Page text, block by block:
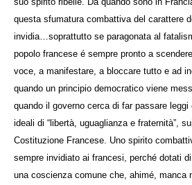
questa sfumatura combattiva del carattere
invidia…soprattutto se paragonata al
popolo francese é sempre pronto a
voce, a manifestare, a bloccare tutto e ad
quando un principio democratico viene
quando il governo cerca di far passare
ideali di “libertà, uguaglianza e fraternità”,
Costituzione Francese. Uno spirito
sempre invidiato ai francesi, perché dotati
una coscienza comune che, ahimé, manca